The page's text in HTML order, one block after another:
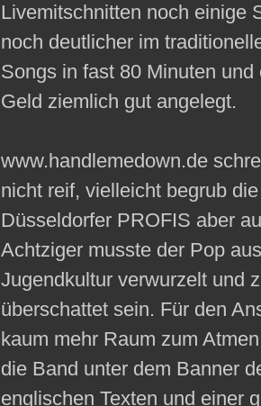
Livemitschnitten noch einige
noch deutlicher im
Songs in fast 80 Minuten
Geld ziemlich gut angelegt.
www.handlemedown.de
nicht reif, vielleicht begrub
Düsseldorfer PROFIS aber
Achtziger musste der Pop
Jugendkultur verwurzelt und
überschattet sein. Für den
kaum mehr Raum zum
die Band unter dem Banner
englischen Texten und einer